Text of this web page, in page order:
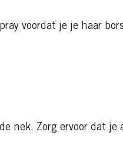
voordat je je haar
nek. Zorg ervoor dat je